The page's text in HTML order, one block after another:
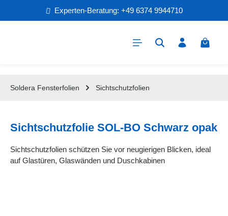
Zum Hauptinhalt springen
Experten-Beratung: +49 6374 9944710
Soldera Fensterfolien Sichtschutzfolien
Sichtschutzfolie SOL-BO Schwarz opak
Sichtschutzfolien schützen Sie vor neugierigen Blicken, ideal
auf Glastüren, Glaswänden und Duschkabinen